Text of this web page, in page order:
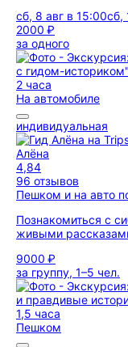
сб, 8 авг в 15:00сб,
2000 ₽
за одного
2 часа
На автомобиле
индивидуальная
Алёна
4,84
96 отзывов
Пешком и на авто
Познакомиться с
живыми
9000 ₽
за группу, 1–5 чел.
1,5 часа
Пешком